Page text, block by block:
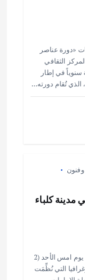
«دورة عناصر
الثقافي
سنوياً في إطار
الذي تُقام دورته…
وفنون
مدينة كلباء
الشارقه / إحسان ناجي اختُتمت مساء يوم امس الأحد (2
التي نُظِّمَت